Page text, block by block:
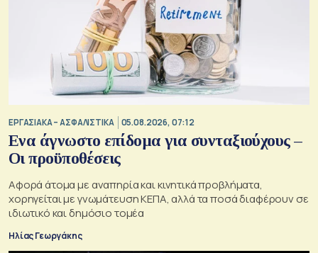
ΕΡΓΑΣΙΑΚΑ – ΑΣΦΑΛΙΣΤΙΚΑ 05.08.2026, 07:12
Ενα άγνωστο επίδομα για συνταξιούχους –
Οι προϋποθέσεις
Αφορά άτομα με αναπηρία και κινητικά προβλήματα,
χορηγείται με γνωμάτευση ΚΕΠΑ, αλλά τα ποσά διαφέρουν σε
ιδιωτικό και δημόσιο τομέα
Ηλίας Γεωργάκης